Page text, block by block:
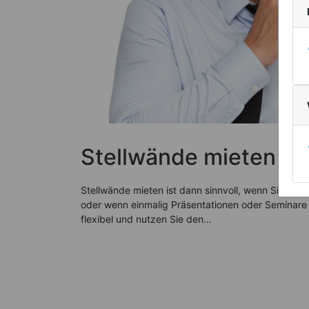
Stellwände mieten –
Stellwände mieten ist dann sinnvoll, wenn Sie
oder wenn einmalig Präsentationen oder
flexibel und nutzen Sie den...